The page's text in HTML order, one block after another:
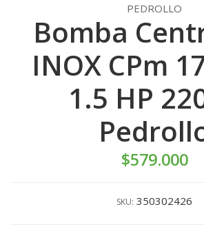
PEDROLLO
Bomba
INOX CPm
1.5 HP
$579.000
SKU: 350302426